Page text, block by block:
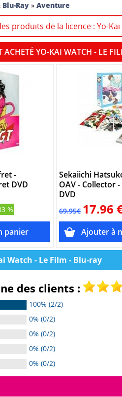
Blu-Ray »Aventure
produits de la licence : Yo-
ACHETÉ YO-KAI WATCH - LE
-
DVD
%
Sekaiichi
OAV - Collector
DVD
69.95€ 17.96
Watch - Le Film - Blu-ray
des clients :
100% (2/2)
0% (0/2)
0% (0/2)
0% (0/2)
0% (0/2)